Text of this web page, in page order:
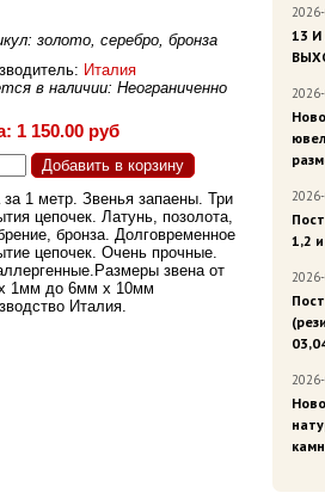
13
1,2
золото, серебро, бронза
Италия
в наличии: Неограниченно
1 150.00 руб
за 1 метр. Звенья запаены. Три
цепочек. Латунь, позолота,
бронза. Долговременное
цепочек. Очень прочные.
звена от
1мм до 6мм х 10мм
Италия.